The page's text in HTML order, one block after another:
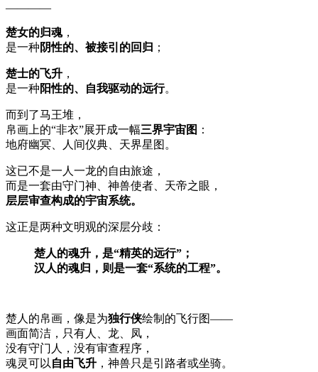
————
楚女的归魂，
是一种 阴性的、被接引的回归 ；
楚士的飞升 ，
是一种 阳性的、自我驱动的远行。
而到了马王堆，
帛画上的“非衣”展开成一幅三界宇宙图 ：
地府幽冥、人间仪典、天界星图。
这已不是一人一龙的自由旅途，
而是一套由守门神、神兽使者、天帝之眼，
层层审查构成的宇宙系统。
这正是两种文明观的深层分歧：
楚人的魂升，是“精英的远行”；
汉人的魂归，则是一套“系统的工程”。
楚人的帛画，像是为独行侠绘制的飞行图——
画面简洁，只有人、龙、凤，
没有守门人，没有审查程序，
魂灵可以 自由飞升 ，神兽只是引路者或坐骑。